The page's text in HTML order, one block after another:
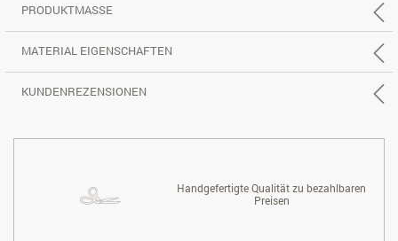
PRODUKTMASSE
MATERIAL EIGENSCHAFTEN
KUNDENREZENSIONEN
Handgefertigte Qualität zu bezahlbaren
Preisen